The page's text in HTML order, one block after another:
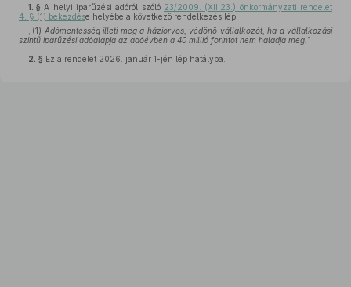
1. § A helyi iparűzési adóról szóló 23/2009. (XII.23.) önkormányzati rendelet
4. § (1) bekezdése helyébe a következő rendelkezés lép:
„(1) Adómentesség illeti meg a háziorvos, védőnő vállalkozót, ha a vállalkozási
szintű iparűzési adóalapja az adóévben a 40 millió forintot nem haladja meg. ”
2. § Ez a rendelet 2026. január 1-jén lép hatályba.